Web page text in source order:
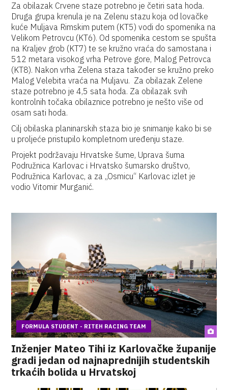
Za obilazak Crvene staze potrebno je četiri sata hoda.
Druga grupa krenula je na Zelenu stazu koja od lovačke
kuće Muljava Rimskim putem (KT5) vodi do spomenika na
Velikom Petrovcu (KT6). Od spomenika cestom se spušta
na Kraljev grob (KT7) te se kružno vraća do samostana i
512 metara visokog vrha Petrove gore, Malog Petrovca
(KT8). Nakon vrha Zelena staza također se kružno preko
Malog Velebita vraća na Muljavu. Za obilazak Zelene
staze potrebno je 4,5 sata hoda. Za obilazak svih
kontrolnih točaka obilaznice potrebno je nešto više od
osam sati hoda.
Cilj obilaska planinarskih staza bio je snimanje kako bi se
u proljeće pristupilo kompletnom uređenju staze.
Projekt podržavaju Hrvatske šume, Uprava šuma
Podružnica Karlovac i Hrvatsko šumarsko društvo,
Podružnica Karlovac, a za „Osmicu“ Karlovac izlet je
vodio Vitomir Murganić.
FORMULA STUDENT - RITEH RACING TEAM
Inženjer Mateo Tihi iz Karlovačke županije
gradi jedan od najnaprednijih studentskih
trkaćih bolida u Hrvatskoj